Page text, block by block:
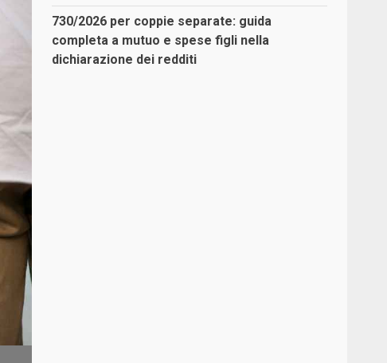
730/2026 per coppie separate: guida
completa a mutuo e spese figli nella
dichiarazione dei redditi